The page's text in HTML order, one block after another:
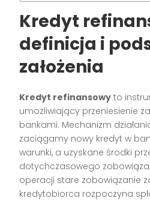
Kredyt
definicja i
założenia
Kredyt refinansowy to
umożliwiający przeniesienie
bankami. Mechanizm
zaciągamy nowy kredyt w
warunki, a uzyskane środki
dotychczasowego
operacji stare zobowiązanie
kredytobiorca rozpoczyna